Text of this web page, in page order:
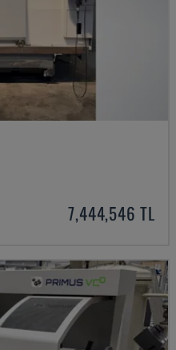
7,444,546 TL